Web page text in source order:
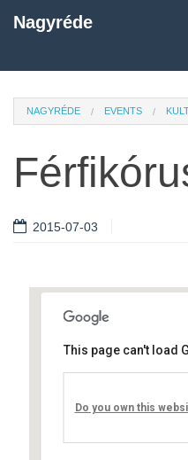
Nagyréde
NAGYRÉDE EVENTS
2015-07-03
Művelődési
Fő út 8 -
This page can't load
Do you own this